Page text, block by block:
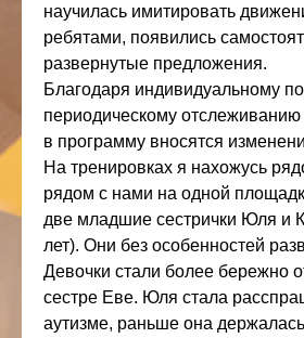
научилась имитировать
ребятами, появились
развернутые предложения.
Благодаря индивидуальному
периодическому
в программу вносятся
На тренировках я нахожусь
рядом с нами на одной
две младшие сестрички Юля и
лет). Они без особенностей
Девочки стали более бережно
сестре Еве. Юля стала
аутизме, раньше она